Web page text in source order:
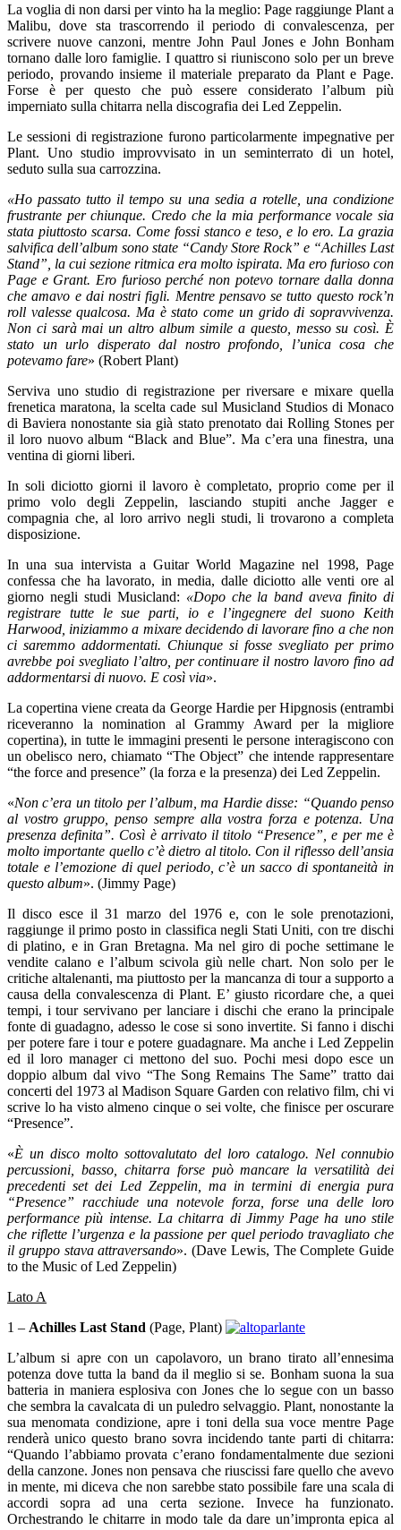
La voglia di non darsi per vinto ha la meglio: Page raggiunge Plant a
Malibu, dove sta trascorrendo il periodo di convalescenza, per
scrivere nuove canzoni, mentre John Paul Jones e John Bonham
tornano dalle loro famiglie. I quattro si riuniscono solo per un breve
periodo, provando insieme il materiale preparato da Plant e Page.
Forse è per questo che può essere considerato l’album più
imperniato sulla chitarra nella discografia dei Led Zeppelin.
Le sessioni di registrazione furono particolarmente impegnative per
Plant. Uno studio improvvisato in un seminterrato di un hotel,
seduto sulla sua carrozzina.
«Ho passato tutto il tempo su una sedia a rotelle, una condizione
frustrante per chiunque. Credo che la mia performance vocale sia
stata piuttosto scarsa. Come fossi stanco e teso, e lo ero. La grazia
salvifica dell’album sono state “Candy Store Rock” e “Achilles Last
Stand”, la cui sezione ritmica era molto ispirata. Ma ero furioso con
Page e Grant. Ero furioso perché non potevo tornare dalla donna
che amavo e dai nostri figli. Mentre pensavo se tutto questo rock’n
roll valesse qualcosa. Ma è stato come un grido di sopravvivenza.
Non ci sarà mai un altro album simile a questo, messo su così. È
stato un urlo disperato dal nostro profondo, l’unica cosa che
potevamo fare» (Robert Plant)
Serviva uno studio di registrazione per riversare e mixare quella
frenetica maratona, la scelta cade sul Musicland Studios di Monaco
di Baviera nonostante sia già stato prenotato dai Rolling Stones per
il loro nuovo album “Black and Blue”. Ma c’era una finestra, una
ventina di giorni liberi.
In soli diciotto giorni il lavoro è completato, proprio come per il
primo volo degli Zeppelin, lasciando stupiti anche Jagger e
compagnia che, al loro arrivo negli studi, li trovarono a completa
disposizione.
In una sua intervista a Guitar World Magazine nel 1998, Page
confessa che ha lavorato, in media, dalle diciotto alle venti ore al
giorno negli studi Musicland: «Dopo che la band aveva finito di
registrare tutte le sue parti, io e l’ingegnere del suono Keith
Harwood, iniziammo a mixare decidendo di lavorare fino a che non
ci saremmo addormentati. Chiunque si fosse svegliato per primo
avrebbe poi svegliato l’altro, per continuare il nostro lavoro fino ad
addormentarsi di nuovo. E così via».
La copertina viene creata da George Hardie per Hipgnosis (entrambi
riceveranno la nomination al Grammy Award per la migliore
copertina), in tutte le immagini presenti le persone interagiscono con
un obelisco nero, chiamato “The Object” che intende rappresentare
“the force and presence” (la forza e la presenza) dei Led Zeppelin.
«Non c’era un titolo per l’album, ma Hardie disse: “Quando penso
al vostro gruppo, penso sempre alla vostra forza e potenza. Una
presenza definita”. Così è arrivato il titolo “Presence”, e per me è
molto importante quello c’è dietro al titolo. Con il riflesso dell’ansia
totale e l’emozione di quel periodo, c’è un sacco di spontaneità in
questo album». (Jimmy Page)
Il disco esce il 31 marzo del 1976 e, con le sole prenotazioni,
raggiunge il primo posto in classifica negli Stati Uniti, con tre dischi
di platino, e in Gran Bretagna. Ma nel giro di poche settimane le
vendite calano e l’album scivola giù nelle chart. Non solo per le
critiche altalenanti, ma piuttosto per la mancanza di tour a supporto a
causa della convalescenza di Plant. E’ giusto ricordare che, a quei
tempi, i tour servivano per lanciare i dischi che erano la principale
fonte di guadagno, adesso le cose si sono invertite. Si fanno i dischi
per potere fare i tour e potere guadagnare. Ma anche i Led Zeppelin
ed il loro manager ci mettono del suo. Pochi mesi dopo esce un
doppio album dal vivo “The Song Remains The Same” tratto dai
concerti del 1973 al Madison Square Garden con relativo film, chi vi
scrive lo ha visto almeno cinque o sei volte, che finisce per oscurare
“Presence”.
«È un disco molto sottovalutato del loro catalogo. Nel connubio
percussioni, basso, chitarra forse può mancare la versatilità dei
precedenti set dei Led Zeppelin, ma in termini di energia pura
“Presence” racchiude una notevole forza, forse una delle loro
performance più intense. La chitarra di Jimmy Page ha uno stile
che riflette l’urgenza e la passione per quel periodo travagliato che
il gruppo stava attraversando». (Dave Lewis, The Complete Guide
to the Music of Led Zeppelin)
Lato A
1 – Achilles Last Stand (Page, Plant)
L’album si apre con un capolavoro, un brano tirato all’ennesima
potenza dove tutta la band da il meglio si se. Bonham suona la sua
batteria in maniera esplosiva con Jones che lo segue con un basso
che sembra la cavalcata di un puledro selvaggio. Plant, nonostante la
sua menomata condizione, apre i toni della sua voce mentre Page
renderà unico questo brano sovra incidendo tante parti di chitarra:
“Quando l’abbiamo provata c’erano fondamentalmente due sezioni
della canzone. Jones non pensava che riuscissi fare quello che avevo
in mente, mi diceva che non sarebbe stato possibile fare una scala di
accordi sopra ad una certa sezione. Invece ha funzionato.
Orchestrando le chitarre in modo tale da dare un’impronta epica al